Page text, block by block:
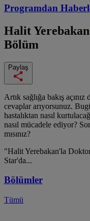
Programdan
Halit
Bölüm
Paylaş
Artık sağlığa bakış
cevaplar arıyorsunuz.
hastalıktan nasıl
nasıl mücadele ediyor?
mısınız?
"Halit Yerebakan'la
Star'da...
Bölümler
Tümü